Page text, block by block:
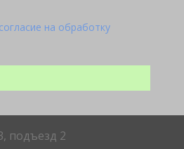
согласие на обработку
подъезд 2